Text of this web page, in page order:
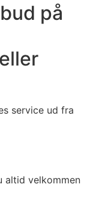
på
service ud fra
altid velkommen